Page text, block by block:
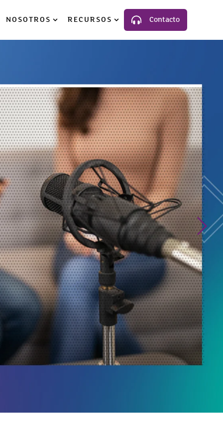
NOSOTROS
Show submenu for Nosotros
RECURSOS
Show submenu for Recursos
Contacto